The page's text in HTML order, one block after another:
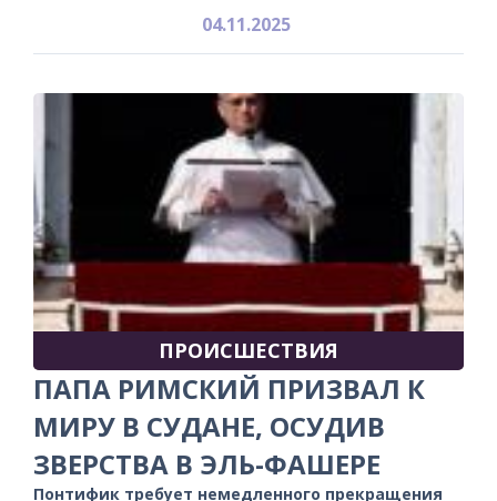
04.11.2025
ПРОИСШЕСТВИЯ
ПАПА РИМСКИЙ ПРИЗВАЛ К
МИРУ В СУДАНЕ, ОСУДИВ
ЗВЕРСТВА В ЭЛЬ-ФАШЕРЕ
Понтифик требует немедленного прекращения